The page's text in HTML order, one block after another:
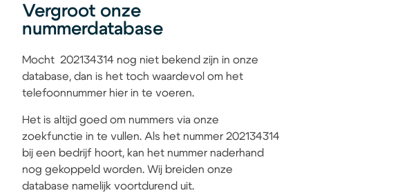
Vergroot onze
nummerdatabase
Mocht 202134314 nog niet bekend zijn in onze
database, dan is het toch waardevol om het
telefoonnummer hier in te voeren.
Het is altijd goed om nummers via onze
zoekfunctie in te vullen. Als het nummer 202134314
bij een bedrijf hoort, kan het nummer naderhand
nog gekoppeld worden. Wij breiden onze
database namelijk voortdurend uit.